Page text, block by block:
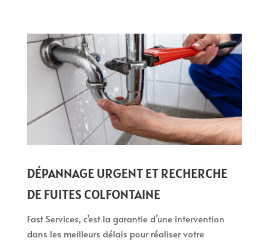
DÉPANNAGE URGENT ET RECHERCHE
DE FUITES COLFONTAINE
Fast Services, c’est la garantie d’une intervention
dans les meilleurs délais pour réaliser votre